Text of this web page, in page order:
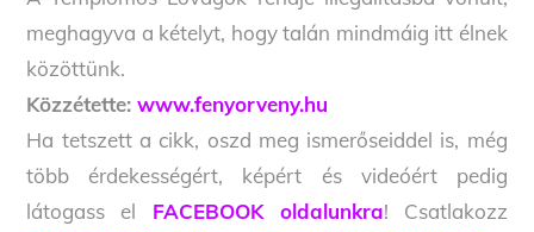
meghagyva a kételyt, hogy talán mindmáig itt élnek
közöttünk.
Közzétette:www.fenyorveny.hu
Ha tetszett a cikk, oszd meg ismerőseiddel is, még
több érdekességért, képért és videóért pedig
látogass el FACEBOOK oldalunkra! Csatlakozz